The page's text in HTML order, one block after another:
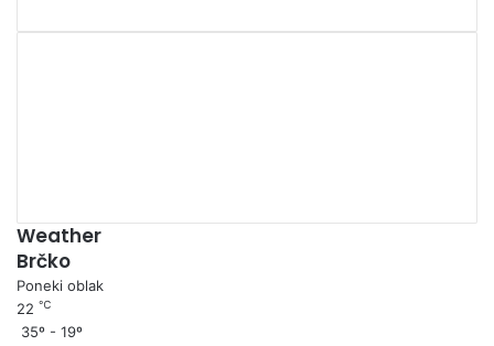
Weather
Brčko
Poneki oblak
22 ℃
35º - 19º